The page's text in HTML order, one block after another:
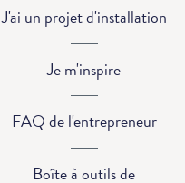
J'ai un projet d'installation
Je m'inspire
FAQ de l'entrepreneur
Boîte à outils de